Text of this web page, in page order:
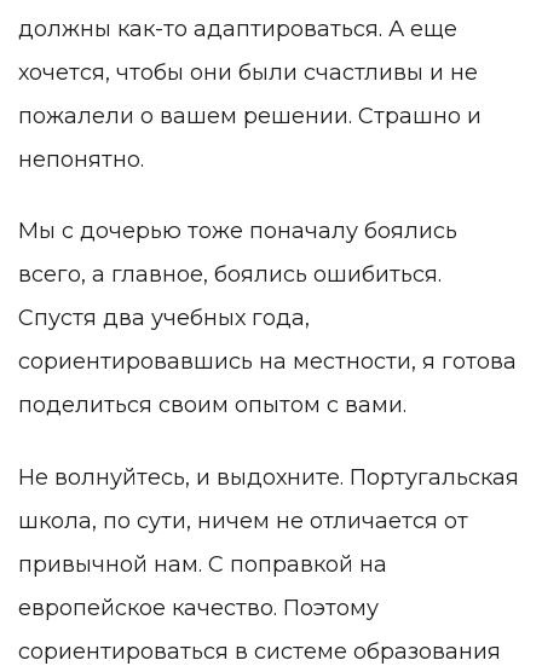
должны как-то адаптироваться. А еще
хочется, чтобы они были счастливы и не
пожалели о вашем решении. Страшно и
непонятно.
Мы с дочерью тоже поначалу боялись
всего, а главное, боялись ошибиться.
Спустя два учебных года,
сориентировавшись на местности, я готова
поделиться своим опытом с вами.
Не волнуйтесь, и выдохните. Португальская
школа, по сути, ничем не отличается от
привычной нам. С поправкой на
европейское качество. Поэтому
сориентироваться в системе образования